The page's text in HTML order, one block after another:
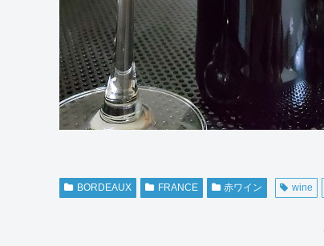
BORDEAUX FRANCE 赤ワイン wine